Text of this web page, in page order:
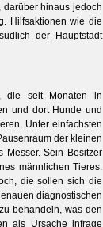
darüber hinaus jedoch
Hilfsaktionen wie die
der Hauptstadt
die seit Monaten in
und dort Hunde und
Unter einfachsten
der kleinen
Messer. Sein Besitzer
männlichen Tieres.
die sollen sich die
diagnostischen
behandeln, was den
als Ursache infrage